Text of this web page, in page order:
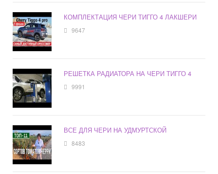
КОМПЛЕКТАЦИЯ ЧЕРИ ТИГГО 4 ЛАКШЕРИ
9647
РЕШЕТКА РАДИАТОРА НА ЧЕРИ ТИГГО 4
9991
ВСЕ ДЛЯ ЧЕРИ НА УДМУРТСКОЙ
8483